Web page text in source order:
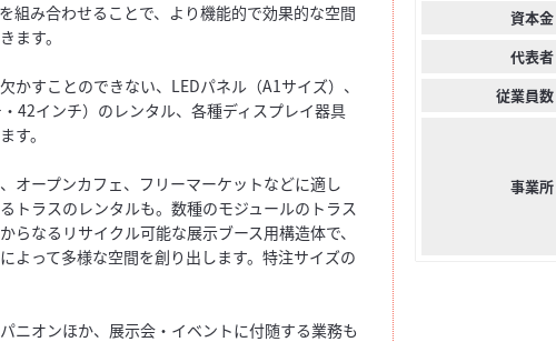
組み合わせることで、より機能的で効果的な空間
ます。
かすことのできない、LEDパネル（A1サイズ）、
42インチ）のレンタル、各種ディスプレイ器具
す。
オープンカフェ、フリーマーケットなどに適し
トラスのレンタルも。数種のモジュールのトラス
らなるリサイクル可能な展示ブース用構造体で、
よって多様な空間を創り出します。特注サイズの
ニオンほか、展示会・イベントに付随する業務も
資本金
代表者
従業員数
事業所